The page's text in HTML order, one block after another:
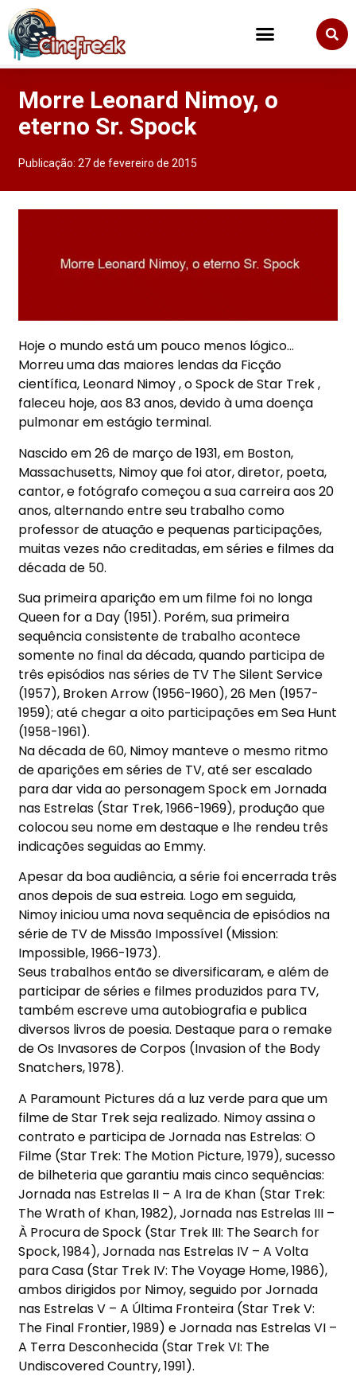
Morre Leonard Nimoy, o
eterno Sr. Spock
Publicação:27 de fevereiro de 2015
Hoje o mundo está um pouco menos lógico…
Morreu uma das maiores lendas da Ficção
científica, Leonard Nimoy , o Spock de Star Trek ,
faleceu hoje, aos 83 anos, devido à uma doença
pulmonar em estágio terminal.
Nascido em 26 de março de 1931, em Boston,
Massachusetts, Nimoy que foi ator, diretor, poeta,
cantor, e fotógrafo começou a sua carreira aos 20
anos, alternando entre seu trabalho como
professor de atuação e pequenas participações,
muitas vezes não creditadas, em séries e filmes da
década de 50.
Sua primeira aparição em um filme foi no longa
Queen for a Day (1951). Porém, sua primeira
sequência consistente de trabalho acontece
somente no final da década, quando participa de
três episódios nas séries de TV The Silent Service
(1957), Broken Arrow (1956-1960), 26 Men (1957-
1959); até chegar a oito participações em Sea Hunt
(1958-1961).
Na década de 60, Nimoy manteve o mesmo ritmo
de aparições em séries de TV, até ser escalado
para dar vida ao personagem Spock em Jornada
nas Estrelas (Star Trek, 1966-1969), produção que
colocou seu nome em destaque e lhe rendeu três
indicações seguidas ao Emmy.
Apesar da boa audiência, a série foi encerrada três
anos depois de sua estreia. Logo em seguida,
Nimoy iniciou uma nova sequência de episódios na
série de TV de Missão Impossível (Mission:
Impossible, 1966-1973).
Seus trabalhos então se diversificaram, e além de
participar de séries e filmes produzidos para TV,
também escreve uma autobiografia e publica
diversos livros de poesia. Destaque para o remake
de Os Invasores de Corpos (Invasion of the Body
Snatchers, 1978).
A Paramount Pictures dá a luz verde para que um
filme de Star Trek seja realizado. Nimoy assina o
contrato e participa de Jornada nas Estrelas: O
Filme (Star Trek: The Motion Picture, 1979), sucesso
de bilheteria que garantiu mais cinco sequências:
Jornada nas Estrelas II – A Ira de Khan (Star Trek:
The Wrath of Khan, 1982), Jornada nas Estrelas III –
À Procura de Spock (Star Trek III: The Search for
Spock, 1984), Jornada nas Estrelas IV – A Volta
para Casa (Star Trek IV: The Voyage Home, 1986),
ambos dirigidos por Nimoy, seguido por Jornada
nas Estrelas V – A Última Fronteira (Star Trek V:
The Final Frontier, 1989) e Jornada nas Estrelas VI –
A Terra Desconhecida (Star Trek VI: The
Undiscovered Country, 1991).